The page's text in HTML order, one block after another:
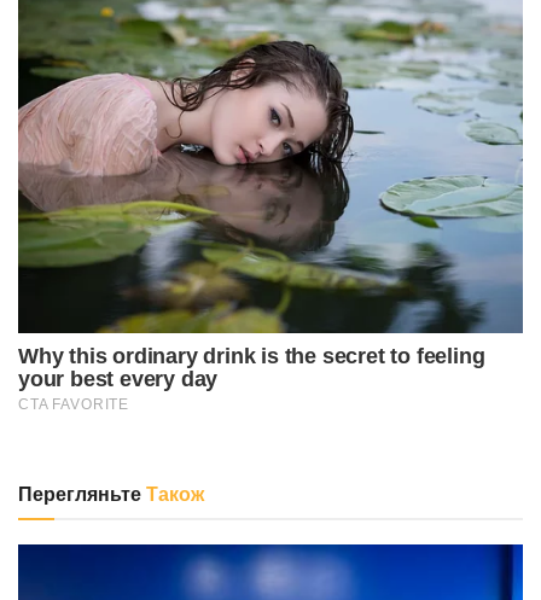
ПерегляньтеТакож